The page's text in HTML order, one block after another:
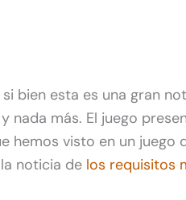
bien esta es una gran
nada más. El juego
hemos visto en un juego
noticia de los requisitos